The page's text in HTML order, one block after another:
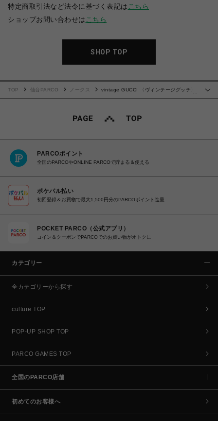
特定商取引法など法令に基づく表記は こちら
ショップお問い合わせは こちら
SHOP TOP
TOP 仙台PARCO ノークス
vintage GUCCI 〈ヴィンテージグッチ〉
PARCOポイント
全国のPARCOやONLINE PARCOで貯まる＆使える
ポケパル払い
初回登録＆お買物で最大1,500円分のPARCOポイント進呈
POCKET PARCO（公式アプリ）
コイン＆クーポンでPARCOでのお買い物がオトクに
カテゴリー
全カテゴリーから探す
culture TOP
POP-UP SHOP TOP
PARCO GAMES TOP
全国のPARCO店舗
初めてのお客様へ